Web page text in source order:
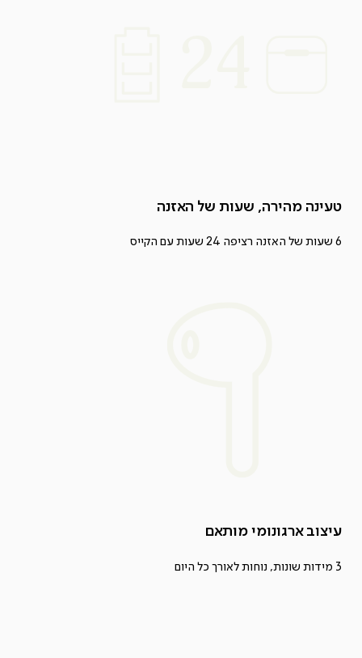
טעינה מהירה, שעות של האזנה
6 שעות של האזנה רציפה 24 שעות עם הקייס
עיצוב ארגונומי מותאם
3 מידות שונות, נוחות לאורך כל היום